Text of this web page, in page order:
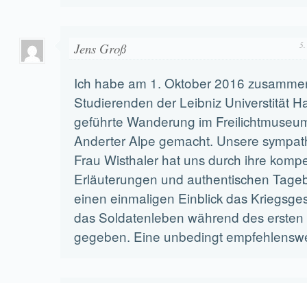
Jens Groß
Ich habe am 1. Oktober 2016
Studierenden der Leibniz Universtität
geführte Wanderung im
Anderter Alpe gemacht. Unsere
Frau Wisthaler hat uns durch ihre
Erläuterungen und authentischen
einen einmaligen Einblick das
das Soldatenleben während des ersten
gegeben. Eine unbedingt